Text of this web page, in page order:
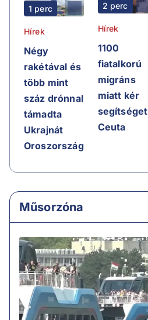
1 perc
Hírek
Négy
rakétával és
több mint
száz drónnal
támadta
Ukrajnát
Oroszország
2 perc
Hírek
1100
fiatalkorú
migráns
miatt kér
segítséget
Ceuta
Műsorzóna